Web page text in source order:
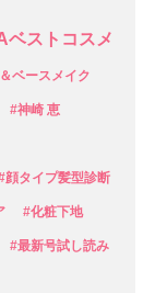
ベストコスメ
ベースメイク
#神崎 恵
顔タイプ髪型診断
#化粧下地
#最新号試し読み